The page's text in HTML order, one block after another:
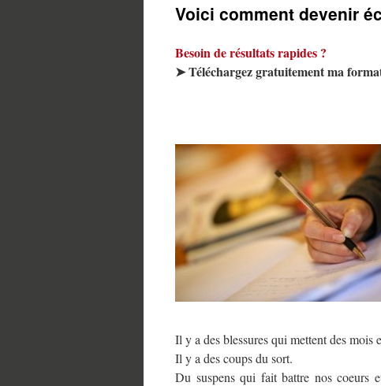
Voici comment devenir
Besoin de résultats rapides ?
➤ Téléchargez gratuitement ma
Il y a des blessures qui mettent des mois
Il y a des coups du sort.
Du suspens qui fait battre nos coeurs